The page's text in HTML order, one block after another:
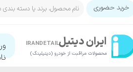
ایران‌ دیتیل
محصولات مراقبت از خودرو (دیتیلینگ)​​​​​​​
IRANDETAIL
حساب کاربری من
تغییر گذر واژه
خرید حضوری